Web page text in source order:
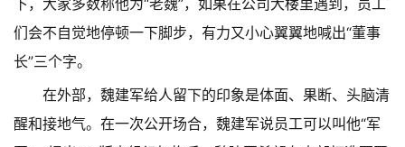
们会不自觉地停顿一下脚步，有力又小心翼翼地喊出“董事
长”三个字。
在外部，魏建军给人留下的印象是体面、果断、头脑清
醒和接地气。在一次公开场合，魏建军说员工可以叫他“军